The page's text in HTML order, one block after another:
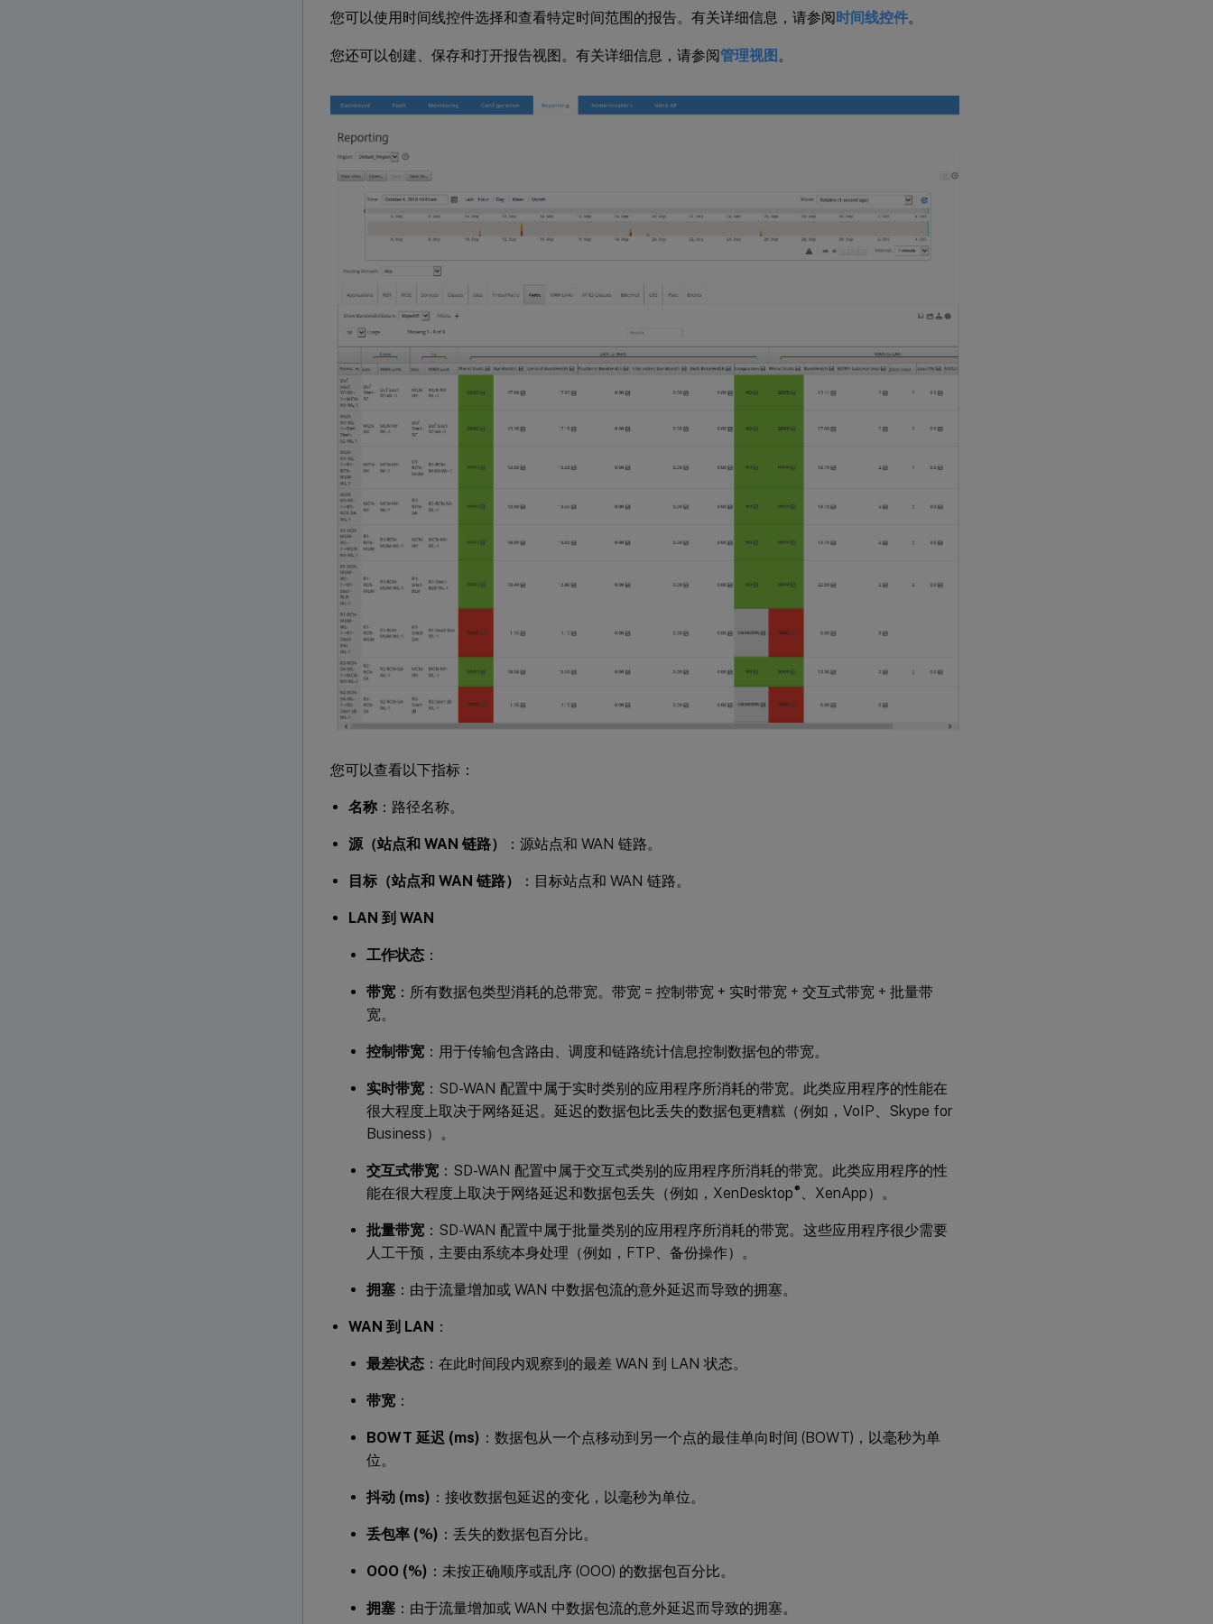
您可以使用时间线控件选择和查看特定时间范围的报告。有关详细信息，请参阅时间线控件。
您还可以创建、保存和打开报告视图。有关详细信息，请参阅管理视图 。
您可以查看以下指标：
名称 ：路径名称。
源（站点和 WAN 链路） ：源站点和 WAN 链路。
目标（站点和 WAN 链路） ：目标站点和 WAN 链路。
LAN 到 WAN
工作状态 ：
带宽 ：所有数据包类型消耗的总带宽。带宽 = 控制带宽 + 实时带宽 + 交互式带宽 + 批量带
宽。
控制带宽 ：用于传输包含路由、调度和链路统计信息控制数据包的带宽。
实时带宽 ：SD-WAN 配置中属于实时类别的应用程序所消耗的带宽。此类应用程序的性能在
很大程度上取决于网络延迟。延迟的数据包比丢失的数据包更糟糕（例如，VoIP、Skype for
Business）。
交互式带宽 ：SD-WAN 配置中属于交互式类别的应用程序所消耗的带宽。此类应用程序的性
能在很大程度上取决于网络延迟和数据包丢失（例如，XenDesktop® 、XenApp）。
批量带宽 ：SD-WAN 配置中属于批量类别的应用程序所消耗的带宽。这些应用程序很少需要
人工干预，主要由系统本身处理（例如，FTP、备份操作）。
拥塞 ：由于流量增加或 WAN 中数据包流的意外延迟而导致的拥塞。
WAN 到 LAN ：
最差状态 ：在此时间段内观察到的最差 WAN 到 LAN 状态。
带宽 ：
BOWT 延迟 (ms) ：数据包从一个点移动到另一个点的最佳单向时间 (BOWT)，以毫秒为单
位。
抖动 (ms) ：接收数据包延迟的变化，以毫秒为单位。
丢包率 (%) ：丢失的数据包百分比。
OOO (%) ：未按正确顺序或乱序 (OOO) 的数据包百分比。
拥塞 ：由于流量增加或 WAN 中数据包流的意外延迟而导致的拥塞。